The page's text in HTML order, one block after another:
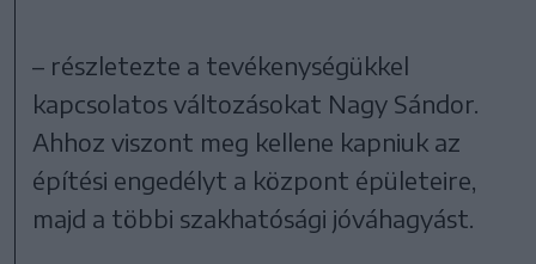
– részletezte a tevékenységükkel
kapcsolatos változásokat Nagy Sándor.
Ahhoz viszont meg kellene kapniuk az
építési engedélyt a központ épületeire,
majd a többi szakhatósági jóváhagyást.